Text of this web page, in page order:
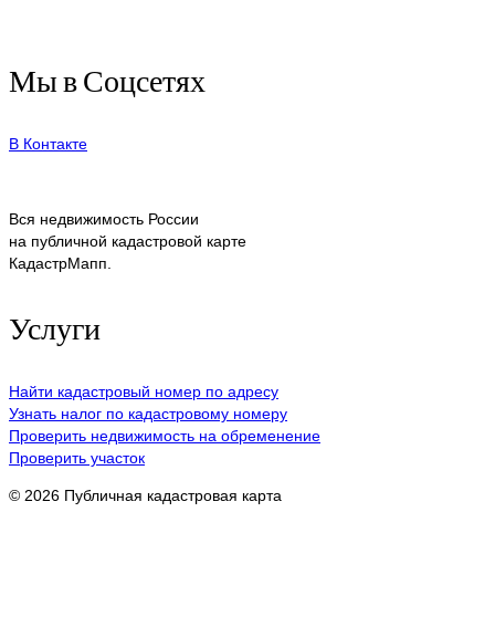
Мы в Соцсетях
В Контакте
Вся недвижимость России
на публичной кадастровой карте
КадастрМапп.
Услуги
Найти кадастровый номер по адресу
Узнать налог по кадастровому номеру
Проверить недвижимость на обременение
Проверить участок
© 2026 Публичная кадастровая карта